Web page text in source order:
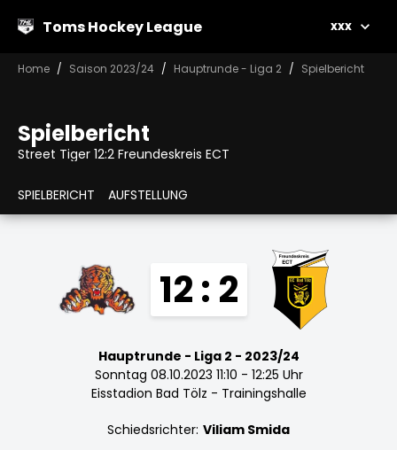
Toms Hockey League xxx
Home Saison 2023/24 Hauptrunde - Liga 2 Spielbericht
Spielbericht
Street Tiger 12:2 Freundeskreis ECT
SPIELBERICHT AUFSTELLUNG
12 : 2
Hauptrunde - Liga 2 - 2023/24
Sonntag 08.10.2023 11:10 - 12:25 Uhr
Eisstadion Bad Tölz - Trainingshalle
Schiedsrichter: Viliam Smida